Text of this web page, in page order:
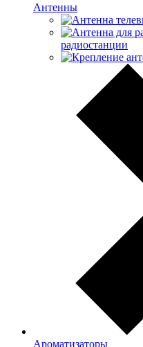
Антенны
радиостанции
Ароматизаторы